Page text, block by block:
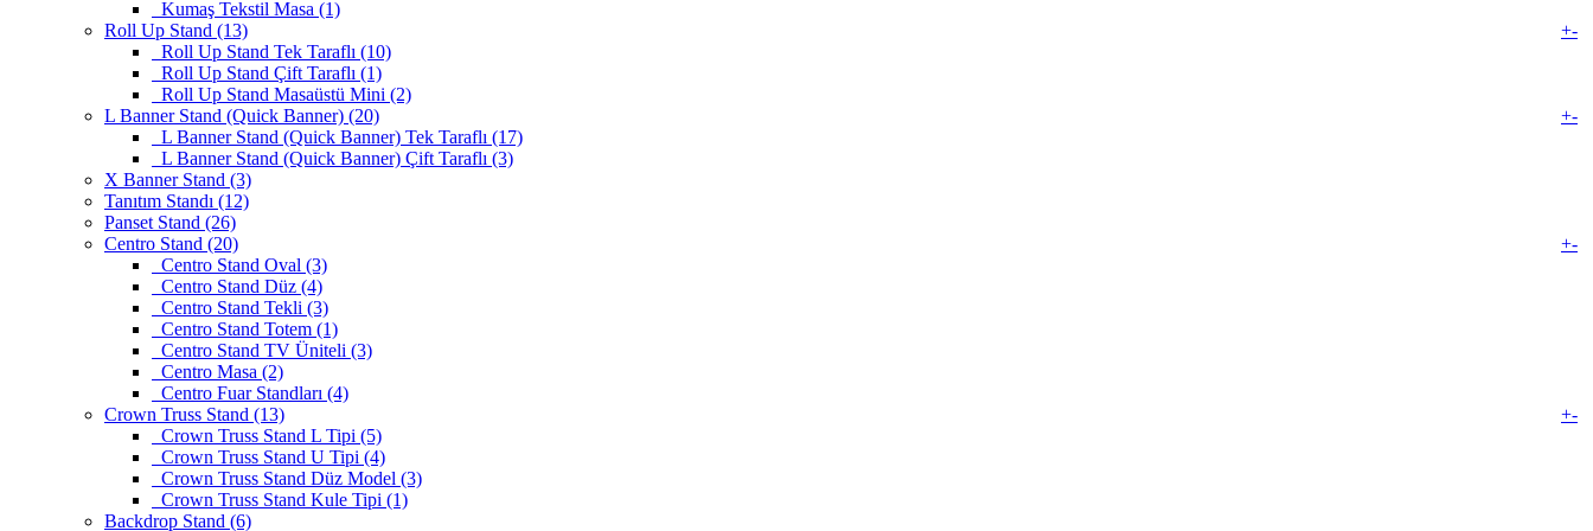
Kumaş Tekstil Masa (1)
Roll Up Stand (13)
+-
Roll Up Stand Tek Taraflı (10)
Roll Up Stand Çift Taraflı (1)
Roll Up Stand Masaüstü Mini (2)
L Banner Stand (Quick Banner) (20)
+-
L Banner Stand (Quick Banner) Tek Taraflı (17)
L Banner Stand (Quick Banner) Çift Taraflı (3)
X Banner Stand (3)
Tanıtım Standı (12)
Panset Stand (26)
Centro Stand (20)
+-
Centro Stand Oval (3)
Centro Stand Düz (4)
Centro Stand Tekli (3)
Centro Stand Totem (1)
Centro Stand TV Üniteli (3)
Centro Masa (2)
Centro Fuar Standları (4)
Crown Truss Stand (13)
+-
Crown Truss Stand L Tipi (5)
Crown Truss Stand U Tipi (4)
Crown Truss Stand Düz Model (3)
Crown Truss Stand Kule Tipi (1)
Backdrop Stand (6)